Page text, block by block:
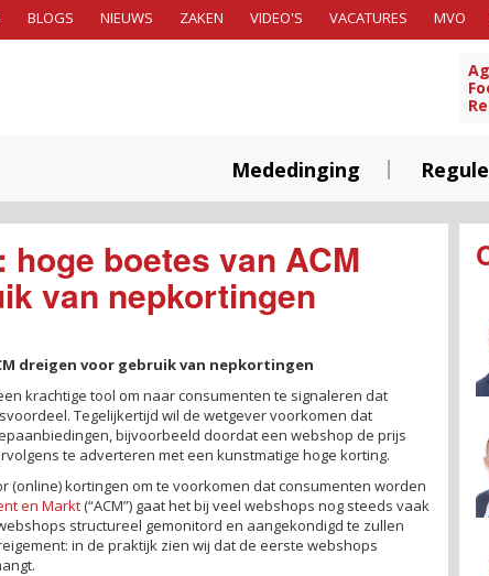
BLOGS NIEUWS ZAKEN VIDEO'S VACATURES MVO
Mededinging
boetes van ACM
van nepkortingen
dreigen voor gebruik van nepkortingen
krachtige tool om naar consumenten te signaleren dat
Tegelijkertijd wil de wetgever voorkomen dat
bijvoorbeeld doordat een webshop de prijs
te adverteren met een kunstmatige hoge korting.
(online) kortingen om te voorkomen dat consumenten worden
en Markt(“ACM”) gaat het bij veel webshops nog steeds vaak
structureel gemonitord en aangekondigd te zullen
in de praktijk zien wij dat de eerste webshops